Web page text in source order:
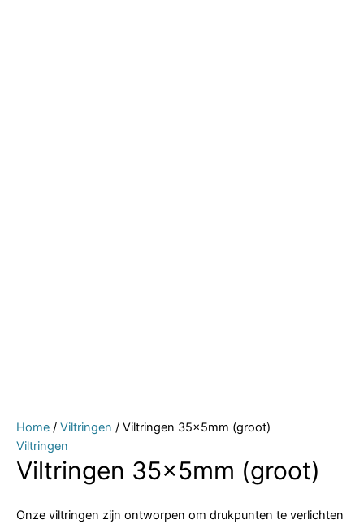
Home / Viltringen / Viltringen 35x5mm (groot)
Viltringen
Viltringen 35x5mm (groot)
Onze viltringen zijn ontworpen om drukpunten te verlichten